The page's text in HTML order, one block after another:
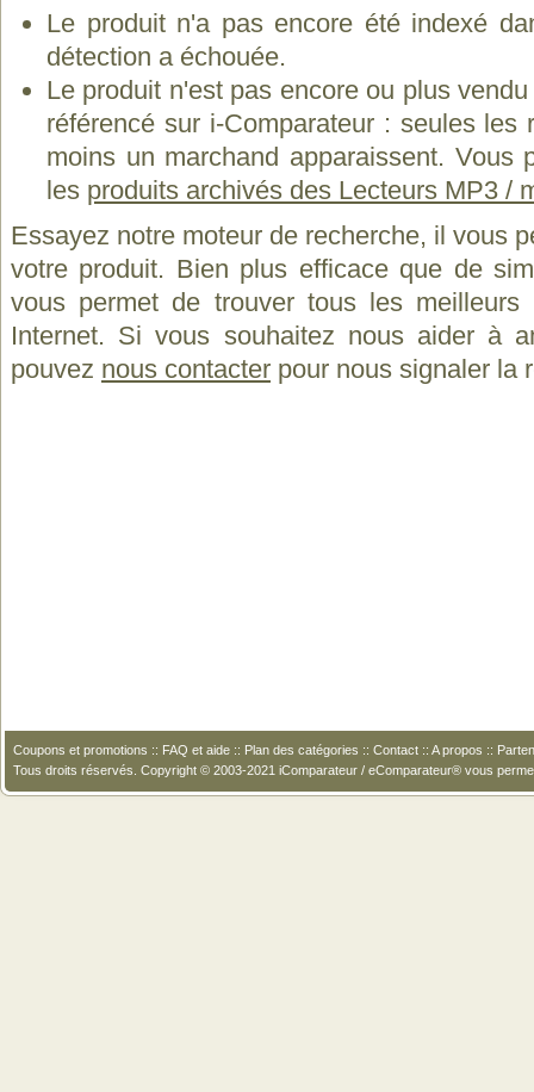
Le produit n'a pas encore été indexé
détection a échouée.
Le produit n'est pas encore ou plus
référencé sur i-Comparateur : seules les
moins un marchand apparaissent. Vous
les produits archivés des Lecteurs MP3 /
Essayez notre moteur de recherche, il vous
votre produit. Bien plus efficace que de
vous permet de trouver tous les
Internet. Si vous souhaitez nous aider à
pouvez nous contacter pour nous signaler la
Coupons et promotions :: FAQ et aide :: Plan des catégories :: Contact :: A propos ::
Tous droits réservés. Copyright © 2003-2021 iComparateur / eComparateur® vous